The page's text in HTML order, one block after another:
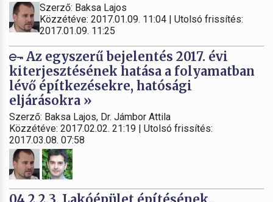
Szerző: Baksa Lajos
Közzétéve: 2017.01.09. 11:04 | Utolsó frissítés:
2017.01.09. 11:25
Az egyszerű bejelentés 2017. évi
kiterjesztésének hatása a folyamatban
lévő építkezésekre, hatósági
eljárásokra »
Szerző: Baksa Lajos, Dr. Jámbor Attila
Közzétéve: 2017.02.02. 21:19 | Utolsó frissítés:
2017.03.08. 07:58